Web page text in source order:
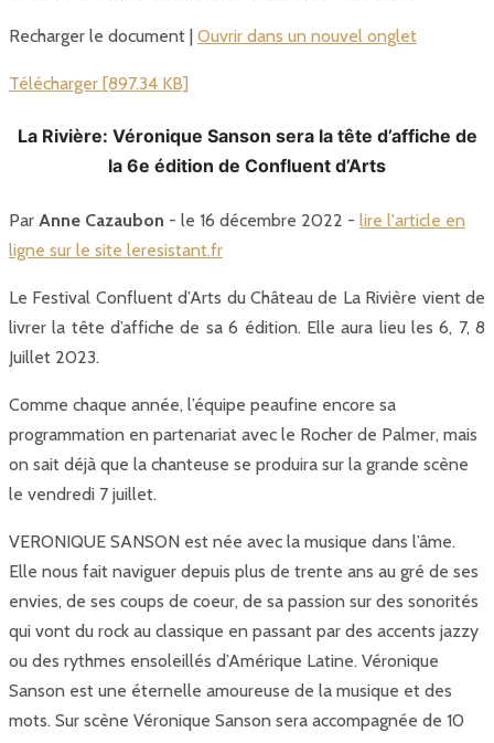
Recharger le document | Ouvrir dans un nouvel onglet
Télécharger [897.34 KB]
La Rivière: Véronique Sanson sera la tête d’affiche de
la 6e édition de Confluent d’Arts
Par Anne Cazaubon - le 16 décembre 2022 - lire l'article en
ligne sur le site leresistant.fr
Le Festival Confluent d’Arts du Château de La Rivière vient de
livrer la tête d’affiche de sa 6 édition. Elle aura lieu les 6, 7, 8
Juillet 2023.
Comme chaque année, l’équipe peaufine encore sa
programmation en partenariat avec le Rocher de Palmer, mais
on sait déjà que la chanteuse se produira sur la grande scène
le vendredi 7 juillet.
VERONIQUE SANSON est née avec la musique dans l’âme.
Elle nous fait naviguer depuis plus de trente ans au gré de ses
envies, de ses coups de coeur, de sa passion sur des sonorités
qui vont du rock au classique en passant par des accents jazzy
ou des rythmes ensoleillés d’Amérique Latine. Véronique
Sanson est une éternelle amoureuse de la musique et des
mots. Sur scène Véronique Sanson sera accompagnée de 10